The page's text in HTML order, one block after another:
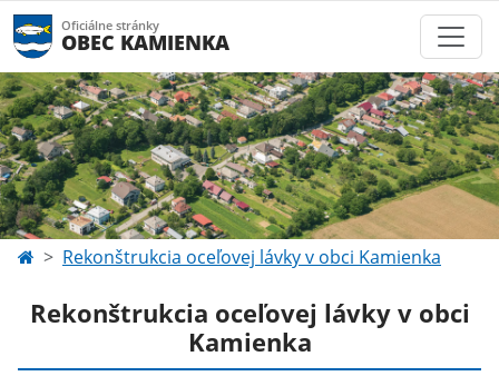
Oficiálne stránky
OBEC KAMIENKA
Rekonštrukcia oceľovej lávky v obci Kamienka
Rekonštrukcia oceľovej lávky v obci
Kamienka